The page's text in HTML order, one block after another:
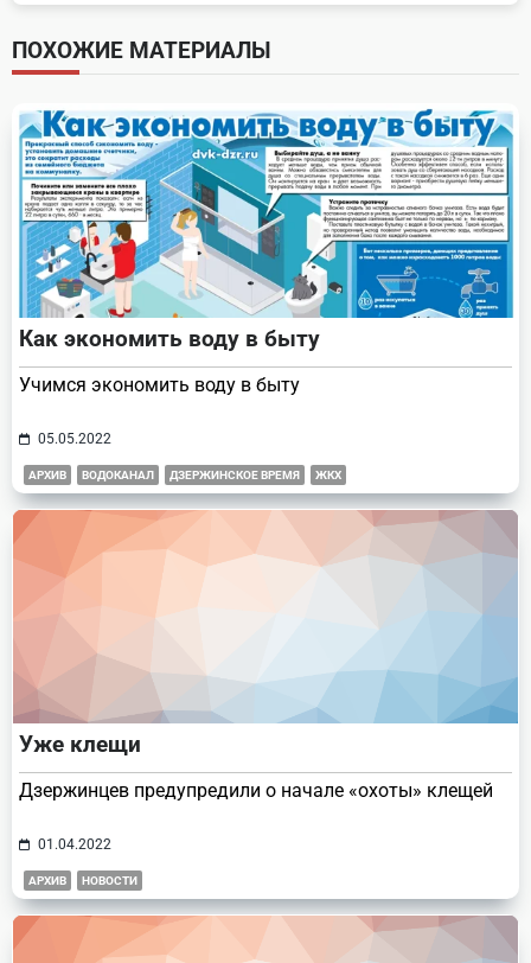
screen-
reader-
text">Page</span>
ПОХОЖИЕ МАТЕРИАЛЫ
Как экономить воду в быту
Учимся экономить воду в быту
05.05.2022
АРХИВ ВОДОКАНАЛ ДЗЕРЖИНСКОЕ ВРЕМЯ ЖКХ
Уже клещи
Дзержинцев предупредили о начале «охоты» клещей
01.04.2022
АРХИВ НОВОСТИ